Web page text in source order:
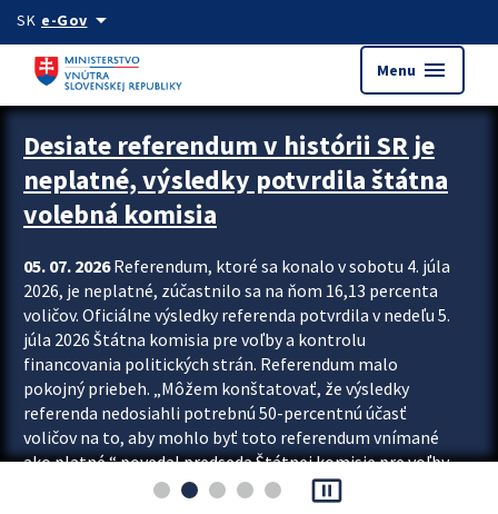
Preskocit na hlavný obsah
SK e-Govarrow_drop_down
Menu menu
Zastavit automatický posun upútavok
Desiate referendum v histórii SR je
neplatné, výsledky potvrdila štátna
volebná komisia
05. 07. 2026Referendum, ktoré sa konalo v sobotu 4. júla
2026, je neplatné, zúčastnilo sa na ňom 16,13 percenta
voličov. Oficiálne výsledky referenda potvrdila v nedeľu 5.
júla 2026 Štátna komisia pre voľby a kontrolu
financovania politických strán. Referendum malo
pokojný priebeh. „Môžem konštatovať, že výsledky
referenda nedosiahli potrebnú 50-percentnú účasť
voličov na to, aby mohlo byť toto referendum vnímané
ako platné,“ povedal predseda Štátnej komisie pre voľby
a kontrolu financovania politických...
pause_presentation